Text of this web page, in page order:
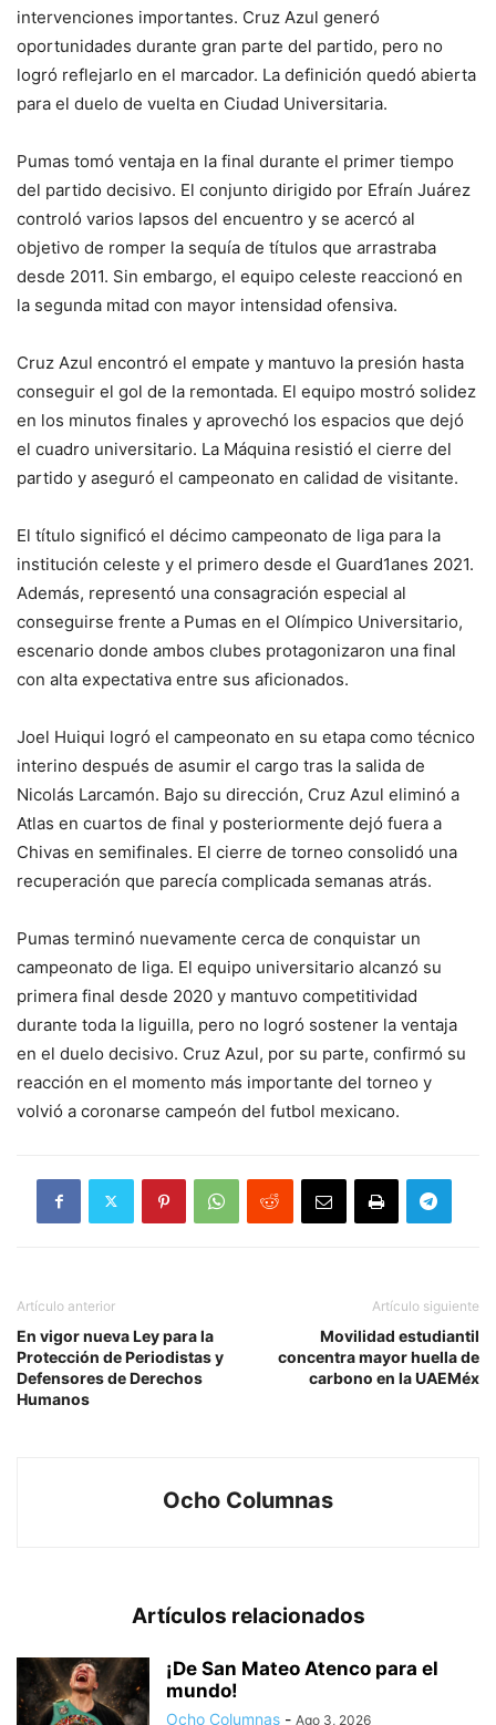
intervenciones importantes. Cruz Azul generó
oportunidades durante gran parte del partido, pero no
logró reflejarlo en el marcador. La definición quedó abierta
para el duelo de vuelta en Ciudad Universitaria.
Pumas tomó ventaja en la final durante el primer tiempo
del partido decisivo. El conjunto dirigido por Efraín Juárez
controló varios lapsos del encuentro y se acercó al
objetivo de romper la sequía de títulos que arrastraba
desde 2011. Sin embargo, el equipo celeste reaccionó en
la segunda mitad con mayor intensidad ofensiva.
Cruz Azul encontró el empate y mantuvo la presión hasta
conseguir el gol de la remontada. El equipo mostró solidez
en los minutos finales y aprovechó los espacios que dejó
el cuadro universitario. La Máquina resistió el cierre del
partido y aseguró el campeonato en calidad de visitante.
El título significó el décimo campeonato de liga para la
institución celeste y el primero desde el Guard1anes 2021.
Además, representó una consagración especial al
conseguirse frente a Pumas en el Olímpico Universitario,
escenario donde ambos clubes protagonizaron una final
con alta expectativa entre sus aficionados.
Joel Huiqui logró el campeonato en su etapa como técnico
interino después de asumir el cargo tras la salida de
Nicolás Larcamón. Bajo su dirección, Cruz Azul eliminó a
Atlas en cuartos de final y posteriormente dejó fuera a
Chivas en semifinales. El cierre de torneo consolidó una
recuperación que parecía complicada semanas atrás.
Pumas terminó nuevamente cerca de conquistar un
campeonato de liga. El equipo universitario alcanzó su
primera final desde 2020 y mantuvo competitividad
durante toda la liguilla, pero no logró sostener la ventaja
en el duelo decisivo. Cruz Azul, por su parte, confirmó su
reacción en el momento más importante del torneo y
volvió a coronarse campeón del futbol mexicano.
Artículo anterior
En vigor nueva Ley para la
Protección de Periodistas y
Defensores de Derechos
Humanos
Artículo siguiente
Movilidad estudiantil
concentra mayor huella de
carbono en la UAEMéx
Ocho Columnas
Artículos relacionados
¡De San Mateo Atenco para el
mundo!
Ocho Columnas - Ago 3, 2026